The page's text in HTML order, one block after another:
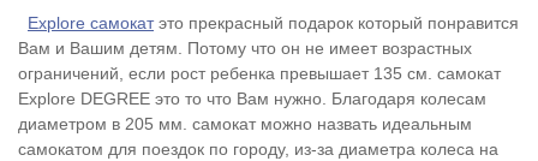
Explore самокатэто прекрасный подарок который понравится
Вам и Вашим детям. Потому что он не имеет возрастных
ограничений, если рост ребенка превышает 135 см. самокат
Explore DEGREE это то что Вам нужно. Благодаря колесам
диаметром в 205 мм. самокат можно назвать идеальным
самокатом для поездок по городу, из-за диаметра колеса на